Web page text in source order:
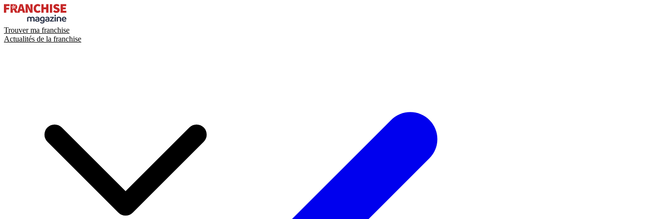
Trouver ma franchise
Actualités de la franchise